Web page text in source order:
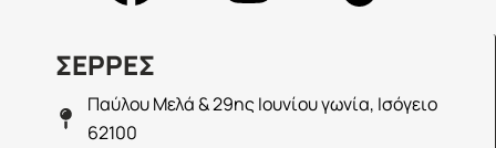
ΣΕΡΡΕΣ
Παύλου Μελά & 29ης Ιουνίου γωνία, Ισόγειο
62100